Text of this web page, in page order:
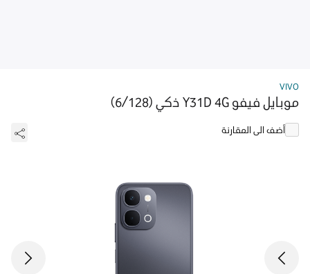
VIVO
موبايل فيفو Y31D 4G ذكي (6/128)
أضف الى المقارنة